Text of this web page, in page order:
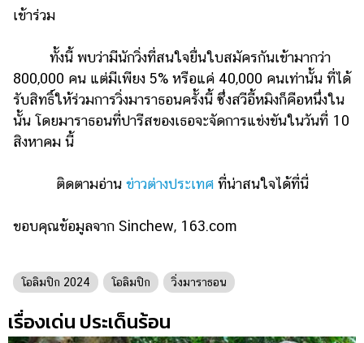
เข้าร่วม
ทั้งนี้ พบว่ามีนักวิ่งที่สนใจยื่นใบสมัครกันเข้ามากว่า
800,000 คน แต่มีเพียง 5% หรือแค่ 40,000 คนเท่านั้น ที่ได้
รับสิทธิ์ให้ร่วมการวิ่งมาราธอนครั้งนี้ ซึ่งสวีอี้หมิงก็คือหนึ่งใน
นั้น โดยมาราธอนที่ปารีสของเธอจะจัดการแข่งขันในวันที่ 10
สิงหาคม นี้
ติดตามอ่าน ข่าวต่างประเทศที่น่าสนใจได้ที่นี่
ขอบคุณข้อมูลจาก Sinchew, 163.com
โอลิมปิก 2024 โอลิมปิก วิ่งมาราธอน
เรื่องเด่น ประเด็นร้อน